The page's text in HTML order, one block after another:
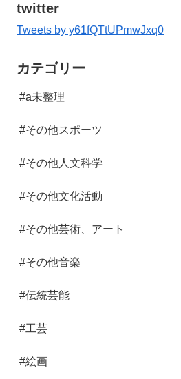
twitter
Tweets by y61fQTtUPmwJxq0
カテゴリー
#a未整理
#その他スポーツ
#その他人文科学
#その他文化活動
#その他芸術、アート
#その他音楽
#伝統芸能
#工芸
#絵画